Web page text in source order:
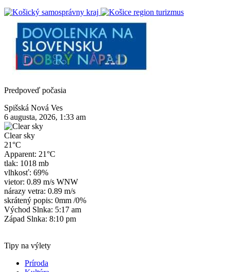
Predpoveď počasia
Spišská Nová Ves
6 augusta, 2026, 1:33 am
Clear sky
21°C
Apparent: 21°C
tlak: 1018 mb
vlhkosť: 69%
vietor: 0.89 m/s WNW
nárazy vetra: 0.89 m/s
skrátený popis: 0mm /0%
Východ Slnka: 5:17 am
Západ Slnka: 8:10 pm
Tipy na výlety
Príroda